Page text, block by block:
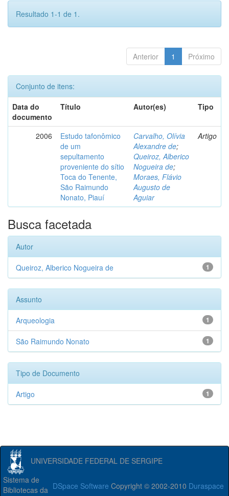
Resultado 1-1 de 1.
Anterior 1 Próximo
Conjunto de itens:
Data do
documento
Título Autor(es) Tipo
2006
Estudo tafonômico
de um
sepultamento
proveniente do sítio
Toca do Tenente,
São Raimundo
Nonato, Piauí
Carvalho, Olívia
Alexandre de;
Queiroz, Alberico
Nogueira de;
Moraes, Flávio
Augusto de
Aguiar
Artigo
Busca facetada
Autor
1
Queiroz, Alberico Nogueira de
Assunto
1
Arqueologia
1
São Raimundo Nonato
Tipo de Documento
1
Artigo
UNIVERSIDADE FEDERAL DE SERGIPE
DSpace Software Copyright © 2002-2010 Duraspace
Sistema de
Bibliotecas da